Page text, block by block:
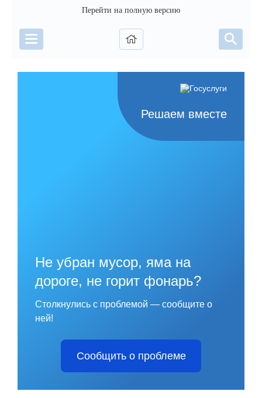
Перейти на полную версию
Решаем вместе
Не убран мусор, яма на
дороге, не горит фонарь?
Столкнулись с проблемой — сообщите о
ней!
Сообщить о проблеме